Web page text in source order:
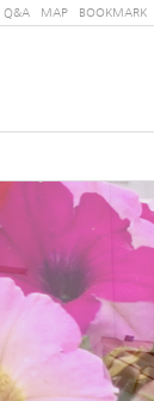
Q&A MAP BOOKMARK